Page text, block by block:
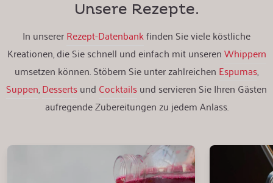
Unsere Rezepte.
In unsererRezept-Datenbankfinden Sie viele köstliche
Kreationen, die Sie schnell und einfach mit unserenWhippern
umsetzen können. Stöbern Sie unter zahlreichen Espumas,
Suppen,Dessertsund Cocktailsund servieren Sie Ihren Gästen
aufregende Zubereitungen zu jedem Anlass.